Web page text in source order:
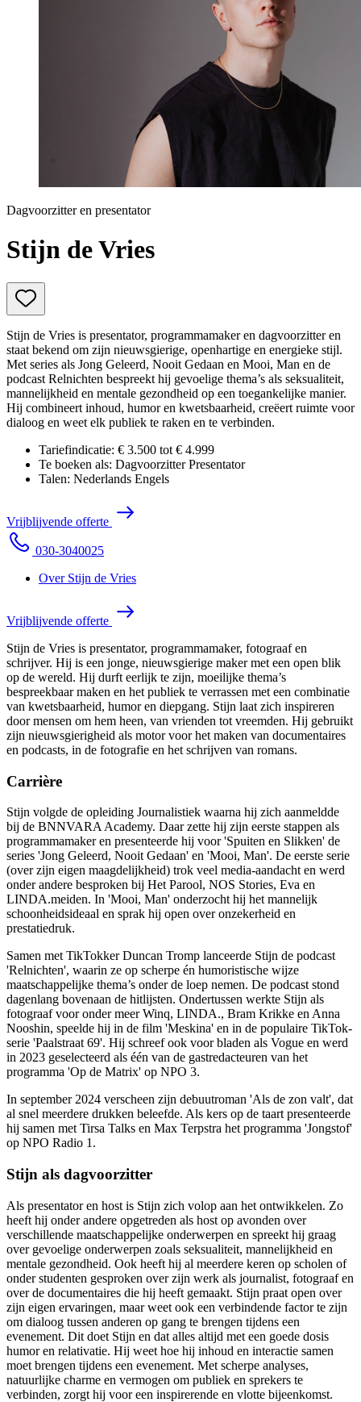
WK & EK Voetbal
Dagvoorzitter en presentator
Stijn de Vries
Stijn de Vries is presentator, programmamaker en dagvoorzitter en
staat bekend om zijn nieuwsgierige, openhartige en energieke stijl.
Met series als Jong Geleerd, Nooit Gedaan en Mooi, Man en de
podcast Relnichten bespreekt hij gevoelige thema’s als seksualiteit,
mannelijkheid en mentale gezondheid op een toegankelijke manier.
Hij combineert inhoud, humor en kwetsbaarheid, creëert ruimte voor
dialoog en weet elk publiek te raken en te verbinden.
Tariefindicatie: € 3.500 tot € 4.999
Te boeken als: DagvoorzitterPresentator
Talen: Nederlands Engels
Vrijblijvende offerte
030-3040025
Over Stijn de Vries
Vrijblijvende offerte
Stijn de Vries is presentator, programmamaker, fotograaf en
schrijver. Hij is een jonge, nieuwsgierige maker met een open blik
op de wereld. Hij durft eerlijk te zijn, moeilijke thema’s
bespreekbaar maken en het publiek te verrassen met een combinatie
van kwetsbaarheid, humor en diepgang. Stijn laat zich inspireren
door mensen om hem heen, van vrienden tot vreemden. Hij gebruikt
zijn nieuwsgierigheid als motor voor het maken van documentaires
en podcasts, in de fotografie en het schrijven van romans.
Carrière
Stijn volgde de opleiding Journalistiek waarna hij zich aanmeldde
bij de BNNVARA Academy. Daar zette hij zijn eerste stappen als
programmamaker en presenteerde hij voor 'Spuiten en Slikken' de
series 'Jong Geleerd, Nooit Gedaan' en 'Mooi, Man'. De eerste serie
(over zijn eigen maagdelijkheid) trok veel media-aandacht en werd
onder andere besproken bij Het Parool, NOS Stories, Eva en
LINDA.meiden. In 'Mooi, Man' onderzocht hij het mannelijk
schoonheidsideaal en sprak hij open over onzekerheid en
prestatiedruk.
Samen met TikTokker Duncan Tromp lanceerde Stijn de podcast
'Relnichten', waarin ze op scherpe én humoristische wijze
maatschappelijke thema’s onder de loep nemen. De podcast stond
dagenlang bovenaan de hitlijsten. Ondertussen werkte Stijn als
fotograaf voor onder meer Winq, LINDA., Bram Krikke en Anna
Nooshin, speelde hij in de film 'Meskina' en in de populaire TikTok-
serie 'Paalstraat 69'. Hij schreef ook voor bladen als Vogue en werd
in 2023 geselecteerd als één van de gastredacteuren van het
programma 'Op de Matrix' op NPO 3.
In september 2024 verscheen zijn debuutroman 'Als de zon valt', dat
al snel meerdere drukken beleefde. Als kers op de taart presenteerde
hij samen met Tirsa Talks en Max Terpstra het programma 'Jongstof'
op NPO Radio 1.
Stijn als dagvoorzitter
Als presentator en host is Stijn zich volop aan het ontwikkelen. Zo
heeft hij onder andere opgetreden als host op avonden over
verschillende maatschappelijke onderwerpen en spreekt hij graag
over gevoelige onderwerpen zoals seksualiteit, mannelijkheid en
mentale gezondheid. Ook heeft hij al meerdere keren op scholen of
onder studenten gesproken over zijn werk als journalist, fotograaf en
over de documentaires die hij heeft gemaakt. Stijn praat open over
zijn eigen ervaringen, maar weet ook een verbindende factor te zijn
om dialoog tussen anderen op gang te brengen tijdens een
evenement. Dit doet Stijn en dat alles altijd met een goede dosis
humor en relativatie. Hij weet hoe hij inhoud en interactie samen
moet brengen tijdens een evenement. Met scherpe analyses,
natuurlijke charme en vermogen om publiek en sprekers te
verbinden, zorgt hij voor een inspirerende en vlotte bijeenkomst.